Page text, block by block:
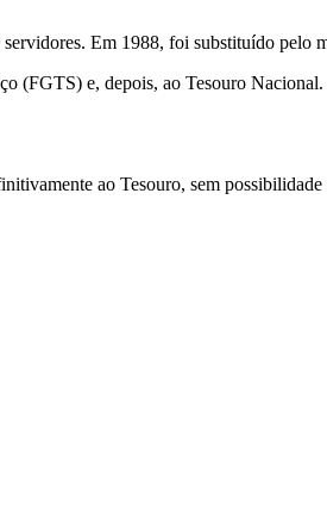
Em 1988, foi substituído pelo
(FGTS) e, depois, ao Tesouro
ao Tesouro, sem possibilidade